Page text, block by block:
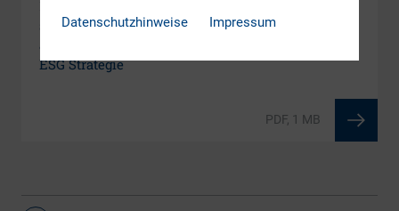
stellen Investoren aus unterschiedlichen Ländern
an ESG und was bedeutet dies für Ihre eigene IR
ESG Strategie
PDF, 1 MB
Datenschutzhinweise Impressum